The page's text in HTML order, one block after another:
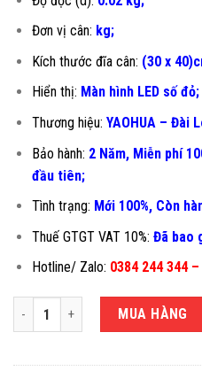
Đơn vị cân: kg;
Kích thước đĩa cân: (30 x
Hiển thị: Màn hình LED số đỏ;
Thương hiệu: YAOHUA – Đài
Bảo hành: 2 Năm, Miễn phí
đầu tiên;
Tình trạng: Mới 100%, Còn
Thuế GTGT VAT 10%: Đã bao
Hotline/ Zalo: 0384 244 344
CÂN ĐẾM SỐ LƯỢNG 150KG A15E-
MUA HÀNG